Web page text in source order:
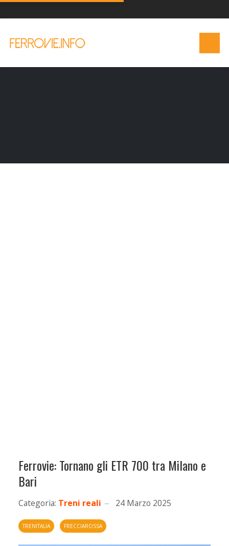
Ferrovie: Tornano gli ETR 700 tra Milano e
Bari
Categoria: Treni reali 24 Marzo 2025
TRENITALIA FRECCIAROSSA